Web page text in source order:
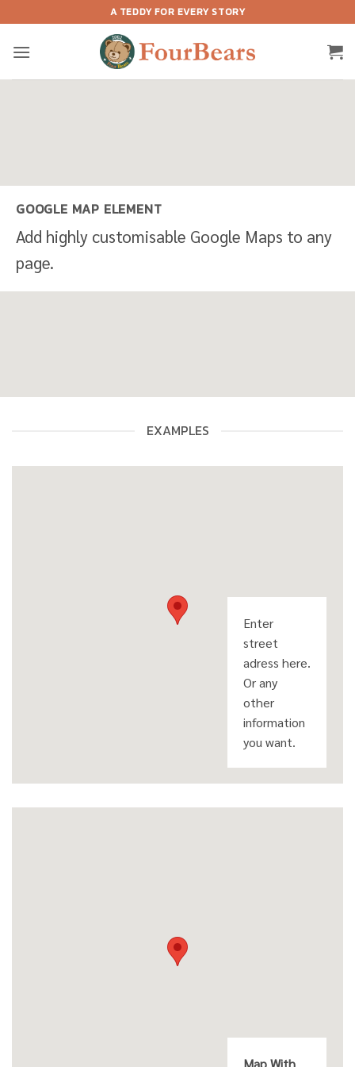
to
content
A TEDDY FOR EVERY STORY
GOOGLE MAP ELEMENT
Add highly customisable Google Maps to any
page.
EXAMPLES
Enter
street
adress here.
Or any
other
information
you want.
Map With